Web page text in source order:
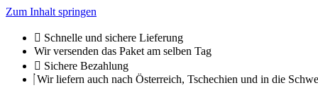
Zum Inhalt springen
Schnelle und sichere Lieferung
Wir versenden das Paket am selben Tag
Sichere Bezahlung
Wir liefern auch nach Österreich, Tschechien und in die